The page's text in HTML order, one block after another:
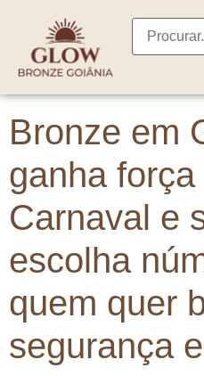
Bronze em
ganha força
Carnaval e
escolha
quem quer
segurança